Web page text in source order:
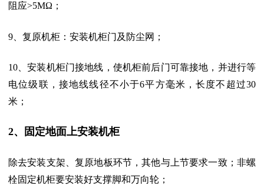
阻应>5MΩ；
9、复原机柜：安装机柜门及防尘网；
10、安装机柜门接地线，使机柜前后门可靠接地，并进行等
电位级联，接地线线径不小于6平方毫米，长度不超过30
米；
2、固定地面上安装机柜
除去安装支架、复原地板环节，其他与上节要求一致；非螺
栓固定机柜要安装好支撑脚和万向轮；